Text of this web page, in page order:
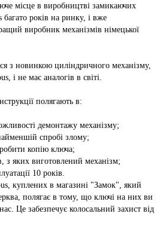
місце в виробництві замикаючих
років на ринку, і вже
виробник механізмів німецької
з новинкою циліндричного механізму,
і не має аналогів в світі.
полягають в:
демонтажу механізму;
спробі злому;
копію ключа;
з яких виготовлений механізм;
10 років.
куплених в магазині "Замок", який
полягає в тому, що ключі на них ви
Це забезпечує колосальний захист від